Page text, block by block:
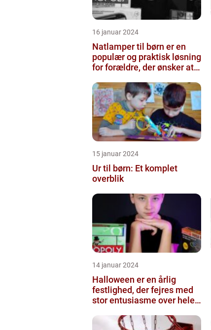
16 januar 2024
Natlamper til børn er en
populær og praktisk løsning
for forældre, der ønsker at
15 januar 2024
Ur til børn: Et komplet
overblik
14 januar 2024
Halloween er en årlig
festlighed, der fejres med
stor entusiasme over hele